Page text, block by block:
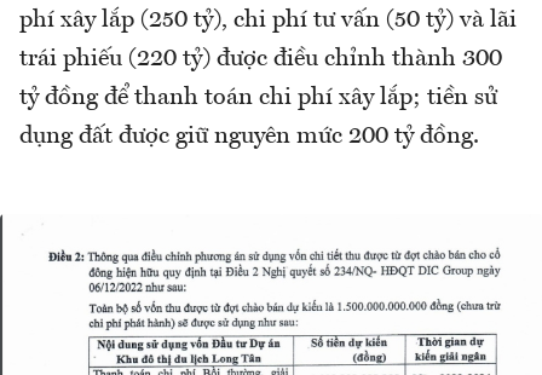
phí xây lắp (250 tỷ), chi phí tư vấn (50 tỷ) và lãi
trái phiếu (220 tỷ) được điều chỉnh thành 300
tỷ đồng để thanh toán chi phí xây lắp; tiền sử
dụng đất được giữ nguyên mức 200 tỷ đồng.